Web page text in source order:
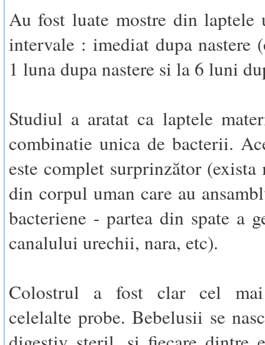
Au fost luate mostre din laptele
intervale : imediat dupa nastere
1 luna dupa nastere si la 6 luni
Studiul a aratat ca laptele
combinatie unica de bacterii.
este complet surprinzător
din corpul uman care au
bacteriene - partea din spate a
canalului urechii, nara, etc).
Colostrul a fost clar cel
celelalte probe. Bebelusii se